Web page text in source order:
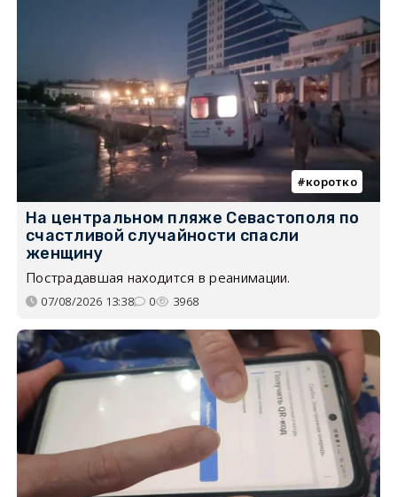
коротко
На центральном пляже Севастополя по
счастливой случайности спасли
женщину
Пострадавшая находится в реанимации.
07/08/2026 13:38 0 3968